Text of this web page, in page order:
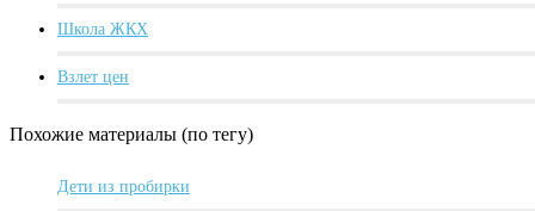
Школа ЖКХ
Взлет цен
Похожие материалы (по тегу)
Дети из пробирки